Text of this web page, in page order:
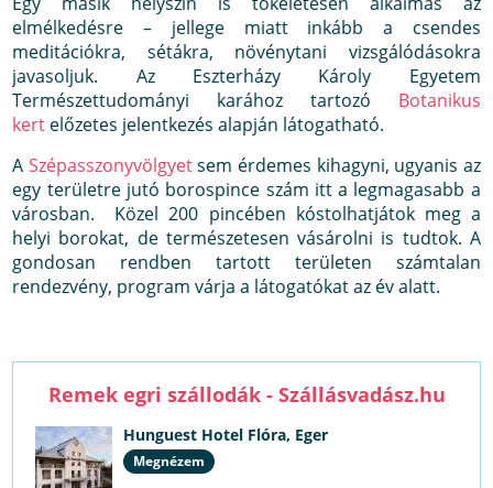
elmélkedésre – jellege miatt inkább a csendes
meditációkra, sétákra, növénytani vizsgálódásokra
javasoljuk. Az Eszterházy Károly Egyetem
Természettudományi karához tartozó Botanikus
kert előzetes jelentkezés alapján látogatható.
A Szépasszonyvölgyetsem érdemes kihagyni, ugyanis az
egy területre jutó borospince szám itt a legmagasabb a
városban. Közel 200 pincében kóstolhatjátok meg a
helyi borokat, de természetesen vásárolni is tudtok. A
gondosan rendben tartott területen számtalan
rendezvény, program várja a látogatókat az év alatt.
Remek egri szállodák - Szállásvadász.hu
Hunguest Hotel Flóra, Eger
Megnézem